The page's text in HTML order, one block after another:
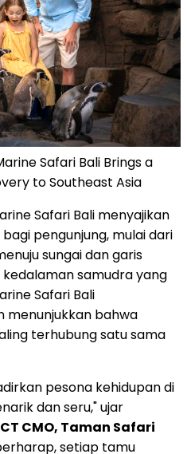
Safari Bali Brings a
to Southeast Asia
Safari Bali menyajikan
pengunjung, mulai dari
sungai dan garis
samudra yang
Safari Bali
menunjukkan bahwa
terhubung satu sama
pesona kehidupan di
dan seru," ujar
CMO, Taman Safari
setiap tamu